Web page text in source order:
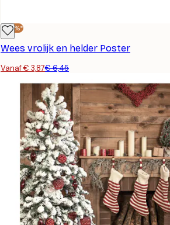
-40%*
Wees vrolijk en helder Poster
Vanaf € 3,87€ 6,45